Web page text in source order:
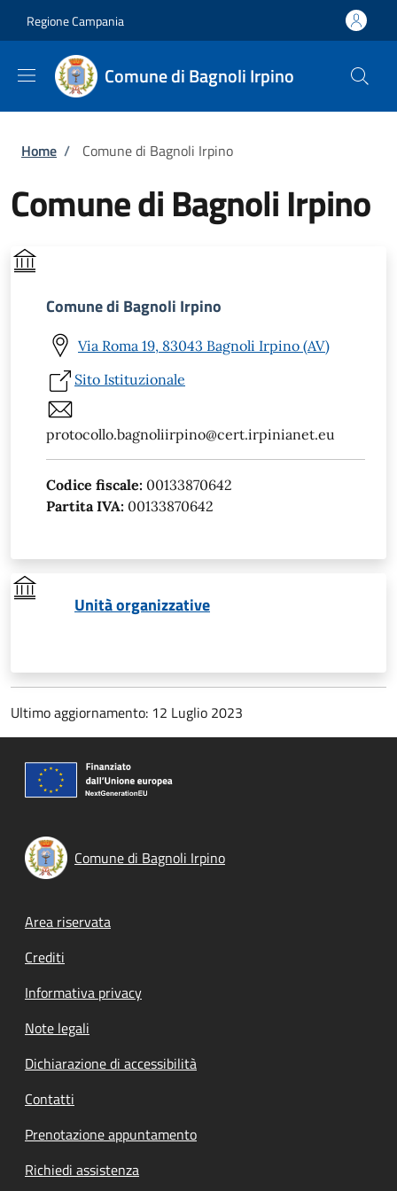
Regione Campania
Comune di Bagnoli Irpino
Briciole di pane
Home / Comune di Bagnoli Irpino
Comune di Bagnoli Irpino
Comune di Bagnoli Irpino
Via Roma 19, 83043 Bagnoli Irpino (AV)
Sito Istituzionale
protocollo.bagnoliirpino@cert.irpinianet.eu
Codice fiscale: 00133870642
Partita IVA: 00133870642
Unità organizzative
Ultimo aggiornamento: 12 Luglio 2023
Comune di Bagnoli Irpino
Footer menu
Area riservata
Crediti
Informativa privacy
Note legali
Dichiarazione di accessibilità
Contatti
Prenotazione appuntamento
Richiedi assistenza